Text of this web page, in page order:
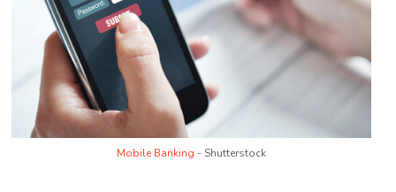
Mobile Banking - Shutterstock